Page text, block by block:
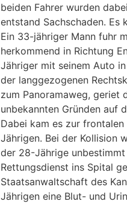
beiden Fahrer wurden
entstand Sachschaden. Es
Ein 33-jähriger Mann fuhr
herkommend in Richtung
Jähriger mit seinem Auto
der langgezogenen
zum Panoramaweg, geriet
unbekannten Gründen auf
Dabei kam es zur
Jährigen. Bei der Kollision
der 28-Jährige
Rettungsdienst ins Spital
Staatsanwaltschaft des
Jährigen eine Blut- und